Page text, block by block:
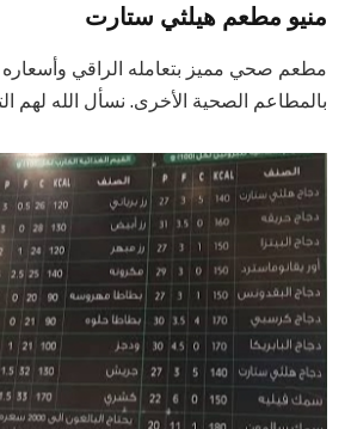
منيو مطعم هيلثي ستارت
مطعم صحي مميز بتعامله الراقي وأسعاره
بالمطاعم الصحية الأخرى. نسأل الله لهم